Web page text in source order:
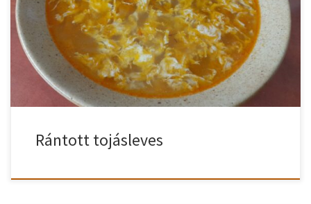
tojásleves receptet! Rántott tojásleves recept 1 evőkanál zsírt
melegítünk, hozzáadunk 1 evőkanál lisztet, ezzel rántást
készítünk. Ha megszórjuk egész köménymaggal és ezt kissé
megpirítjuk, a tojáslevesünk még ízletesebb lesz. A rántást […]
Rántott tojásleves